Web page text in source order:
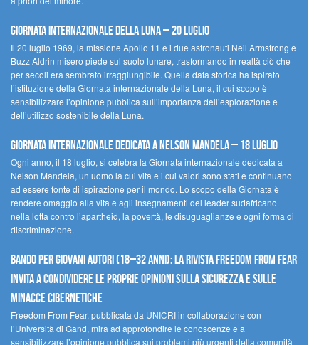
Giornata Internazionale della Luna – 20 luglio
Il 20 luglio 1969, la missione Apollo 11 e i due astronauti Neil Armstrong e
Buzz Aldrin misero piede sul suolo lunare, trasformando in realtà ciò che
per secoli era sembrato irraggiungibile. Quella data storica ha ispirato
l’istituzione della Giornata internazionale della Luna, il cui scopo è
sensibilizzare l’opinione pubblica sull’importanza dell’esplorazione e
dell’utilizzo sostenibile della Luna.
Giornata internazionale dedicata a Nelson Mandela – 18 luglio
Ogni anno, il 18 luglio, si celebra la Giornata internazionale dedicata a
Nelson Mandela, un uomo la cui vita e i cui valori sono stati e continuano
ad essere fonte di ispirazione per il mondo. Lo scopo della Giornata è
rendere omaggio alla vita e agli insegnamenti del leader sudafricano
nella lotta contro l’apartheid, la povertà, le disuguaglianze e ogni forma di
discriminazione.
Bando per giovani autori (18–32 anni): la Rivista Freedom From Fear
invita a condividere le proprie opinioni sulla sicurezza e sulle
minacce cibernetiche
Freedom From Fear, pubblicata da UNICRI in collaborazione con
l’Università di Gand, mira ad approfondire le conoscenze e a
sensibilizzare l’opinione pubblica sui problemi più urgenti della comunità